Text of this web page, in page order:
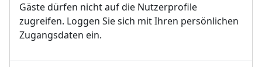
Gäste dürfen nicht auf die Nutzerprofile
zugreifen. Loggen Sie sich mit Ihren persönlichen
Zugangsdaten ein.